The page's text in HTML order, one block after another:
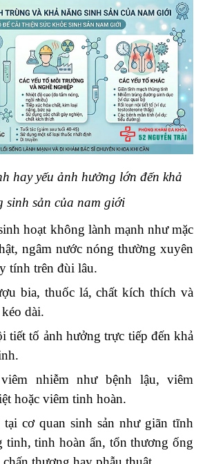
hay yếu ảnh hưởng lớn đến khả
sinh sản của nam giới
hoạt không lành mạnh như mặc
ngâm nước nóng thường xuyên
tính trên đùi lâu.
bia, thuốc lá, chất kích thích và
dài.
tiết tố ảnh hưởng trực tiếp đến khả
nhiễm như bệnh lậu, viêm
hoặc viêm tinh hoàn.
tại cơ quan sinh sản như giãn tĩnh
tinh, tinh hoàn ẩn, tổn thương ống